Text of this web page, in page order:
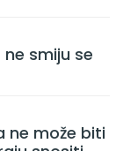
ne smiju se
ne može biti